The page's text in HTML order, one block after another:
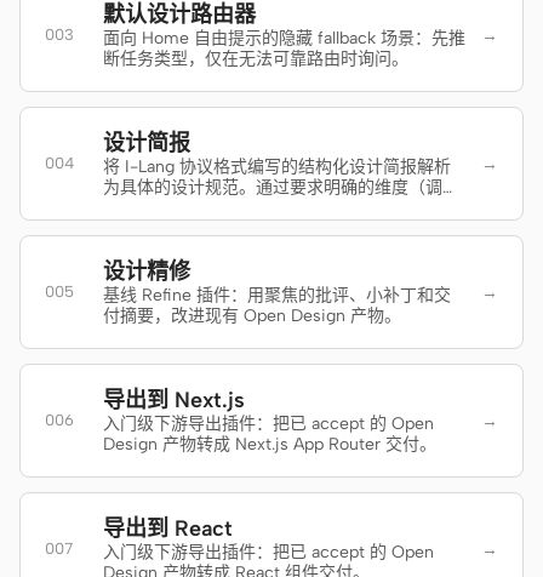
Antigravity
Hermes
Devin for Terminal
Pi
Kiro CLI
Mistral Vibe CLI
Qoder CLI
使用场景
003
默认设计路由器
面向 Home 自由提示的隐藏 fallback 场景：先推
断任务类型，仅在无法可靠路由时询问。
→
004
设计简报
将 I-Lang 协议格式编写的结构化设计简报解析
为具体的设计规范。通过要求明确的维度（调色
brief、structured brief。
→
005
设计精修
基线 Refine 插件：用聚焦的批评、小补丁和交
付摘要，改进现有 Open Design 产物。
→
006
导出到 Next.js
入门级下游导出插件：把已 accept 的 Open
Design 产物转成 Next.js App Router 交付。
→
007
导出到 React
入门级下游导出插件：把已 accept 的 Open
Design 产物转成 React 组件交付。
→